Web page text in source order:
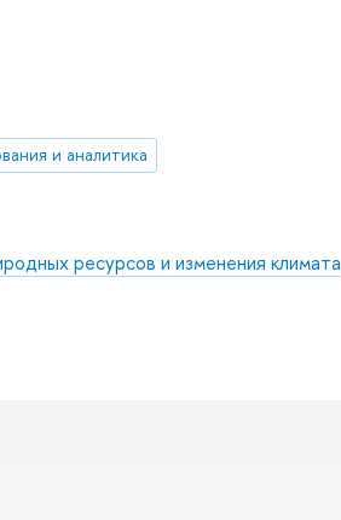
и аналитика
ресурсов и изменения климата